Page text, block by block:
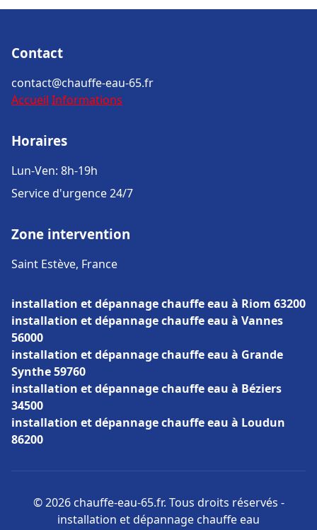
Contact
contact@chauffe-eau-65.fr
Accueil Informations
Horaires
Lun-Ven: 8h-19h
Service d'urgence 24/7
Zone intervention
Saint Estève, France
installation et dépannage chauffe eau à Riom 63200
installation et dépannage chauffe eau à Vannes
56000
installation et dépannage chauffe eau à Grande
Synthe 59760
installation et dépannage chauffe eau à Béziers
34500
installation et dépannage chauffe eau à Loudun
86200
© 2026 chauffe-eau-65.fr. Tous droits réservés -
installation et dépannage chauffe eau